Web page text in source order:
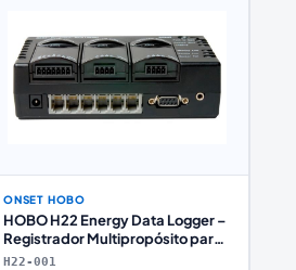
ONSET HOBO
HOBO H22 Energy Data Logger –
Registrador Multipropósito para
Energía e Industria
H22-001